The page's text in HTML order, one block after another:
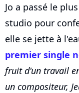
Jo a passé le
studio pour
elle se jette à
premier single
fruit d'un travail
un compositeur,